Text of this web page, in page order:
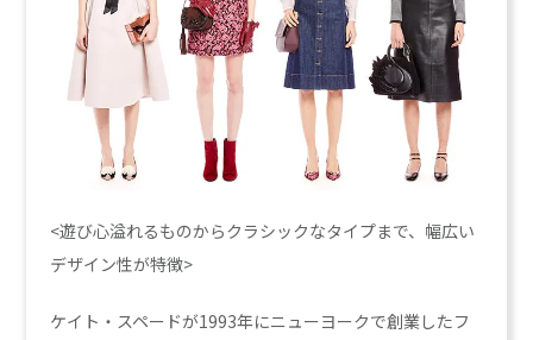
<遊び心溢れるものからクラシックなタイプまで、幅広い
デザイン性が特徴>
ケイト・スペードが1993年にニューヨークで創業したフ